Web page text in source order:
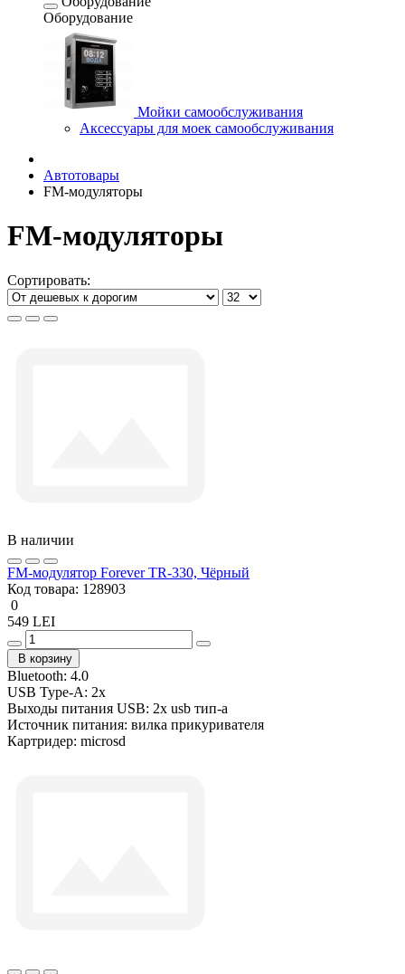
Оборудование
Мойки самообслуживания
Аксессуары для моек самообслуживания
Автотовары
FM-модуляторы
FM-модуляторы
Сортировать:
В наличии
FM-модулятор Forever TR-330, Чёрный
Код товара: 128903
0
549 LEI
В корзину
Bluetooth: 4.0
USB Type-A: 2x
Выходы питания USB: 2x usb тип-a
Источник питания: вилка прикуривателя
Картридер: microsd